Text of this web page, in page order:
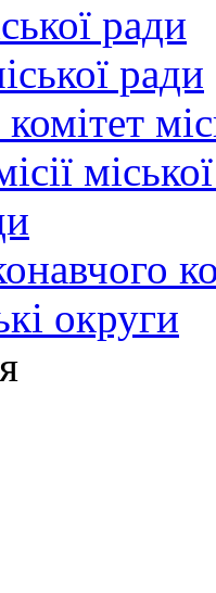
ради
ради
округи